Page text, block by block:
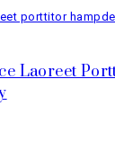
Laoreet